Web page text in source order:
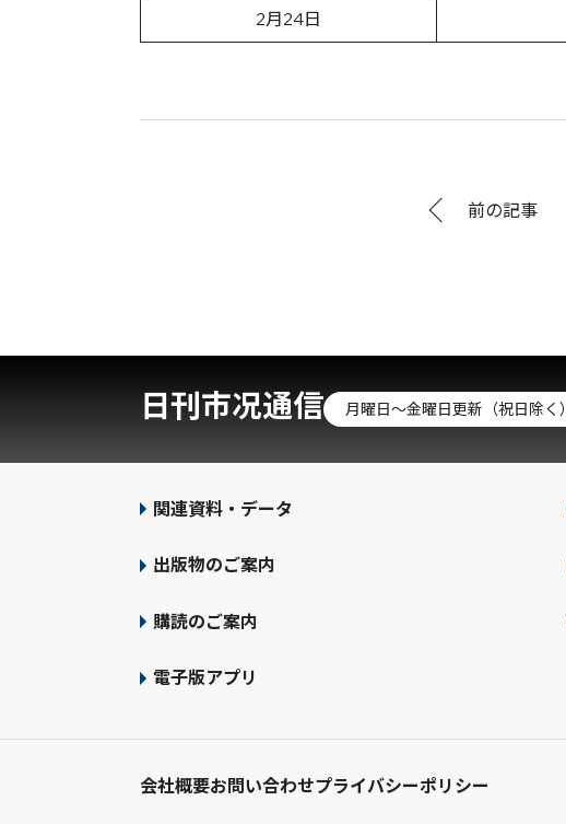
2月24日
前の記事
日刊市况通信 月曜日～金曜日更新（祝日除く）
関連資料・データ
出版物のご案内
購読のご案内
電子版アプリ
会社概要お問い合わせプライバシーポリシー